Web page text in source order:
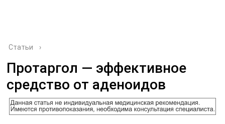
Статьи ›
Протаргол — эффективное
средство от аденоидов